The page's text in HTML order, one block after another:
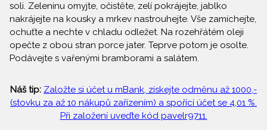
soli. Zeleninu omyjte, očistěte, zelí pokrájejte, jablko
nakrájejte na kousky a mrkev nastrouhejte. Vše zamíchejte,
ochuťte a nechte v chladu odležet. Na rozehřátém oleji
opečte z obou stran porce jater. Teprve potom je osolte.
Podávejte s vařenými bramborami a salátem.
Náš tip: Založte si účet u mBank, získejte odměnu až 1000,-
(stovku za až 10 nákupů zařízením) a spořící účet se 4,01 %.
Při založení uveďte kód pavelr9711.